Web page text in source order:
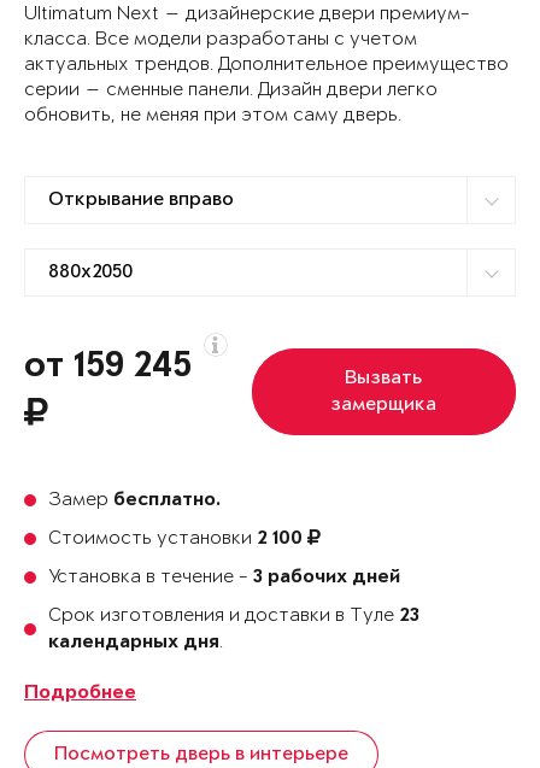
Ultimatum Next — дизайнерские двери премиум-
класса. Все модели разработаны с учетом
актуальных трендов. Дополнительное преимущество
серии — сменные панели. Дизайн двери легко
обновить, не меняя при этом саму дверь.
от 159 245
Вызвать
замерщика
Замер бесплатно.
Стоимость установки 2 100
Установка в течение - 3 рабочих дней
Срок изготовления и доставки в Туле 23
календарных дня.
Подробнее
Посмотреть дверь в интерьере